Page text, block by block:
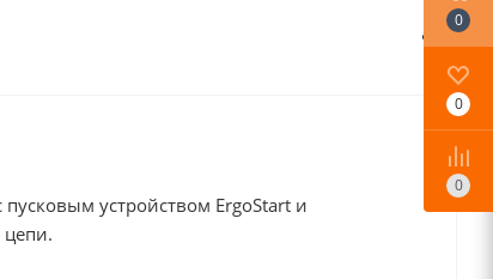
устройством ErgoStart и
цепи.
0
0
0